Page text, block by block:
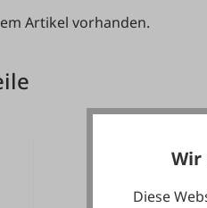
Artikel vorhanden.
Wir
Diese